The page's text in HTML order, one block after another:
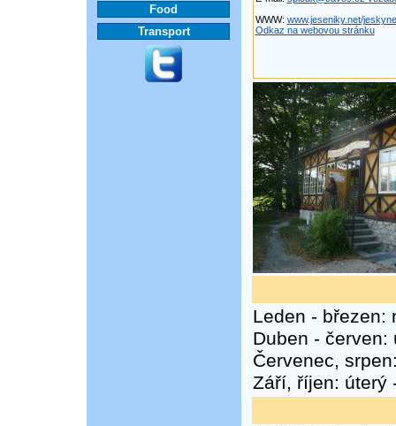
Food
Transport
WWW: www.jeseniky.net/
Odkaz na webovou stránku
Leden - březen:
Duben - červen:
Červenec,
Září, říjen: úterý